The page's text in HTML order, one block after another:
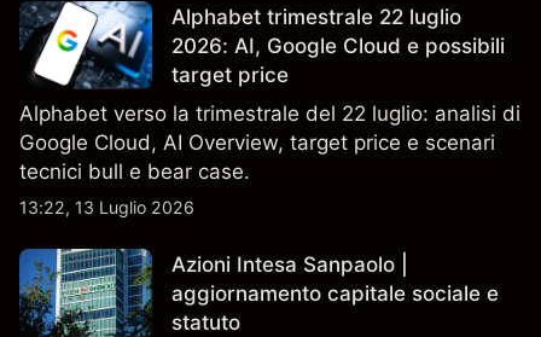
Alphabet trimestrale 22 luglio
2026: AI, Google Cloud e possibili
target price
Alphabet verso la trimestrale del 22 luglio: analisi di
Google Cloud, AI Overview, target price e scenari
tecnici bull e bear case.
13:22, 13 Luglio 2026
Azioni Intesa Sanpaolo |
aggiornamento capitale sociale e
statuto